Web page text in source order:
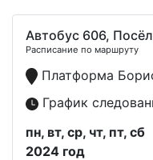
Автобус 606,
Расписание по маршруту
Платформа
График
пн, вт, ср, чт, пт, сб
2024 год